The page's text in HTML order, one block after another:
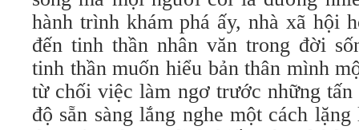
hành trình khám phá ấy, nhà xã hội
đến tinh thần nhân văn trong đời
tinh thần muốn hiểu bản thân mình
từ chối việc làm ngơ trước những
độ sẵn sàng lắng nghe một cách